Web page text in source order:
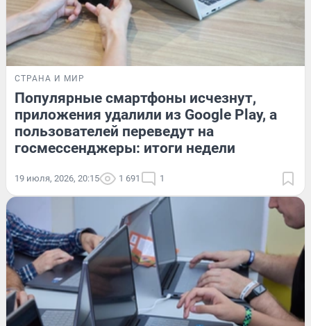
СТРАНА И МИР
Популярные смартфоны исчезнут,
приложения удалили из Google Play, а
пользователей переведут на
госмессенджеры: итоги недели
19 июля, 2026, 20:15 1 691 1